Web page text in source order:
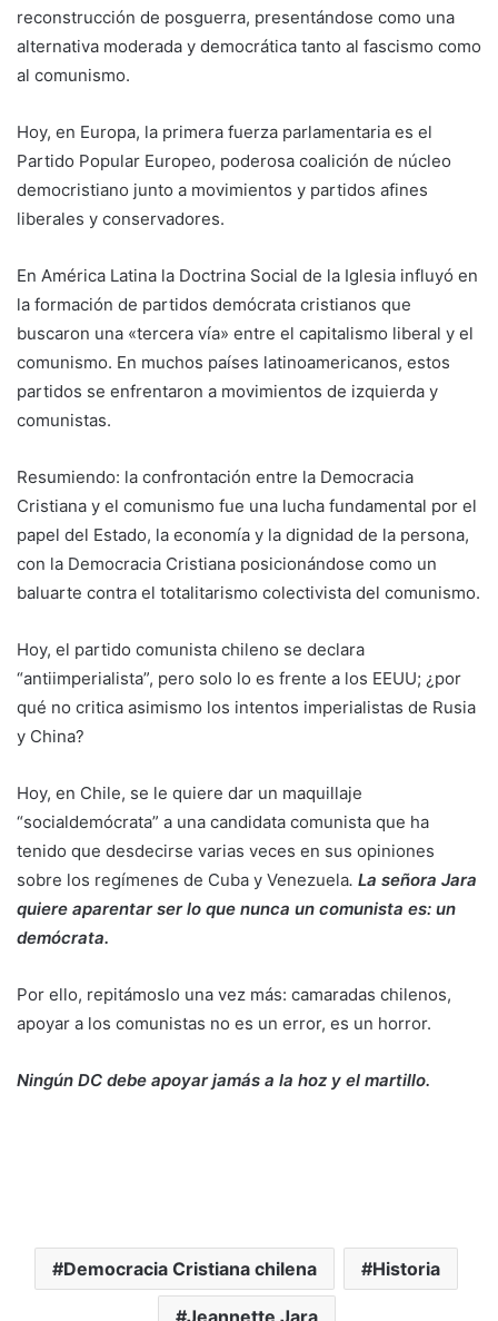
reconstrucción de posguerra, presentándose como una
alternativa moderada y democrática tanto al fascismo como
al comunismo.
Hoy, en Europa, la primera fuerza parlamentaria es el
Partido Popular Europeo, poderosa coalición de núcleo
democristiano junto a movimientos y partidos afines
liberales y conservadores.
En América Latina la Doctrina Social de la Iglesia influyó en
la formación de partidos demócrata cristianos que
buscaron una «tercera vía» entre el capitalismo liberal y el
comunismo. En muchos países latinoamericanos, estos
partidos se enfrentaron a movimientos de izquierda y
comunistas.
Resumiendo: la confrontación entre la Democracia
Cristiana y el comunismo fue una lucha fundamental por el
papel del Estado, la economía y la dignidad de la persona,
con la Democracia Cristiana posicionándose como un
baluarte contra el totalitarismo colectivista del comunismo.
Hoy, el partido comunista chileno se declara
“antiimperialista”, pero solo lo es frente a los EEUU; ¿por
qué no critica asimismo los intentos imperialistas de Rusia
y China?
Hoy, en Chile, se le quiere dar un maquillaje
“socialdemócrata” a una candidata comunista que ha
tenido que desdecirse varias veces en sus opiniones
sobre los regímenes de Cuba y Venezuela. La señora Jara
quiere aparentar ser lo que nunca un comunista es: un
demócrata.
Por ello, repitámoslo una vez más: camaradas chilenos,
apoyar a los comunistas no es un error, es un horror.
Ningún DC debe apoyar jamás a la hoz y el martillo.
Democracia Cristiana chilena Historia
Jeannette Jara